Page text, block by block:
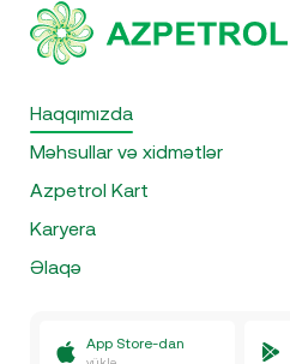
Haqqımızda
Məhsullar və xidmətlər
Azpetrol Kart
Karyera
Əlaqə
App Store-dan